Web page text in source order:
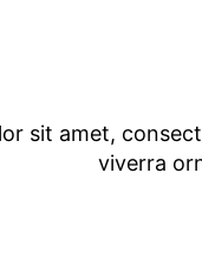
sit amet,
viverra